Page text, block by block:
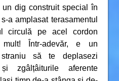
dig construit special în
a amplasat terasamentul
circulă pe acel cordon
Într-adevăr, e un
să te deplasezi
zgâlțâiturile aferente